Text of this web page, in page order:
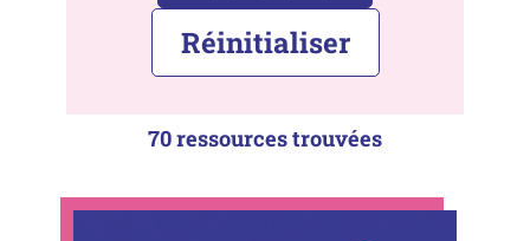
Réinitialiser
70 ressources trouvées